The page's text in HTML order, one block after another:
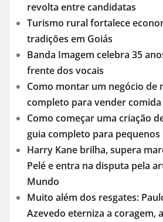
revolta entre candidatas
Turismo rural fortalece
tradições em Goiás
Banda Imagem celebra 35
frente dos vocais
Como montar um negócio de
completo para vender comida
Como começar uma criação
guia completo para
Harry Kane brilha, supera
Pelé e entra na disputa pela
Mundo
Muito além dos resgates:
Azevedo eterniza a coragem,